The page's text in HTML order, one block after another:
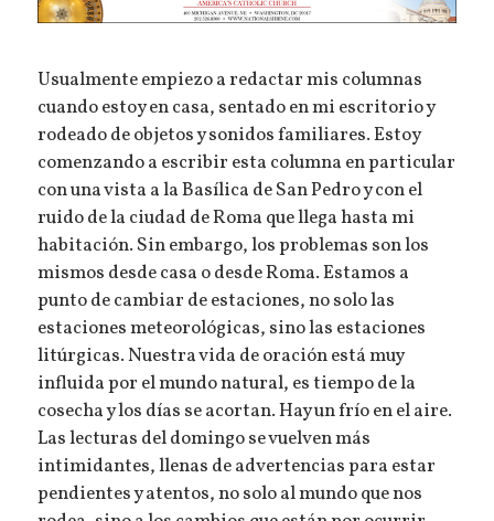
Usualmente empiezo a redactar mis columnas
cuando estoy en casa, sentado en mi escritorio y
rodeado de objetos y sonidos familiares. Estoy
comenzando a escribir esta columna en particular
con una vista a la Basílica de San Pedro y con el
ruido de la ciudad de Roma que llega hasta mi
habitación. Sin embargo, los problemas son los
mismos desde casa o desde Roma. Estamos a
punto de cambiar de estaciones, no solo las
estaciones meteorológicas, sino las estaciones
litúrgicas. Nuestra vida de oración está muy
influida por el mundo natural, es tiempo de la
cosecha y los días se acortan. Hay un frío en el aire.
Las lecturas del domingo se vuelven más
intimidantes, llenas de advertencias para estar
pendientes y atentos, no solo al mundo que nos